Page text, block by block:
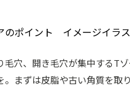
毛穴、開き毛穴が集中するT
。まずは皮脂や古い角質を取